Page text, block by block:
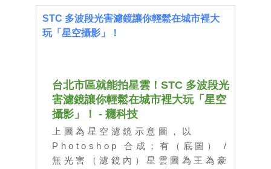
STC 多波段光害濾鏡讓你輕鬆在城市裡大
玩「星空攝影」！
台北市區就能拍星雲！STC 多波段光
害濾鏡讓你輕鬆在城市裡大玩「星空
攝影」！ - 癮科技
上圖為星空濾鏡示意圖，以
Photoshop 合成；有（底圖） /
無光害（濾鏡內）星雲圖為王為豪